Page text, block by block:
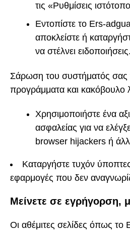
τις «Ρυθμίσεις
Εντοπίστε το Ers-
αποκλείστε ή
να στέλνει ειδοποιήσεις.
Σάρωση του συστήματός σας
προγράμματα και κακόβουλο
Χρησιμοποιήστε ένα
ασφαλείας για να
browser hijackers ή
Καταργήστε τυχόν
εφαρμογές που δεν
Μείνετε σε εγρήγορση,
Οι αθέμιτες σελίδες όπως